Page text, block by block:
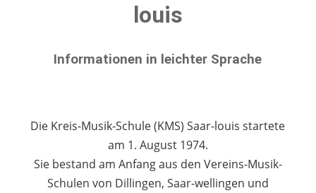
louis
Informationen in leichter Sprache
Die Kreis-Musik-Schule (KMS) Saar-louis startete
am 1. August 1974.
Sie bestand am Anfang aus den Vereins-Musik-
Schulen von Dillingen, Saar-wellingen und